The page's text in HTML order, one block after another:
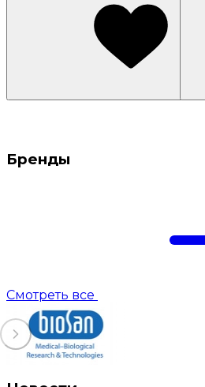
Бренды
Смотреть все